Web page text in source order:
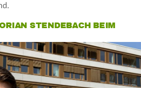
STENDEBACH BEIM